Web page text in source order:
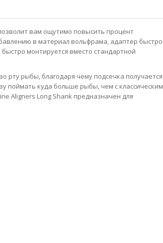
вам ощутимо повысить процент
в материал вольфрама, адаптер быстро
монтируется вместо стандартной
рту рыбы, благодаря чему подсечка получается
поймать куда больше рыбы, чем с классическим
Aligners Long Shank предназначен для